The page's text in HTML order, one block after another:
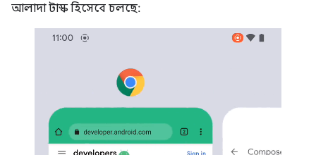
আলাদা টাস্ক হিসেবে চলছে: